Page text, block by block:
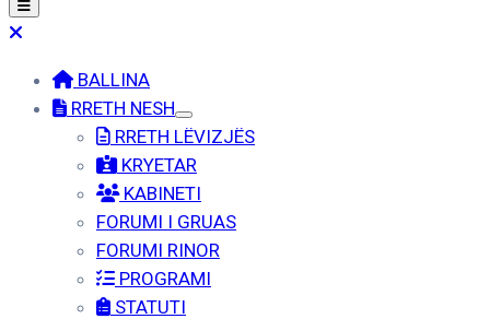
BALLINA
RRETH NESH
RRETH LËVIZJËS
KRYETAR
KABINETI
FORUMI I GRUAS
FORUMI RINOR
PROGRAMI
STATUTI